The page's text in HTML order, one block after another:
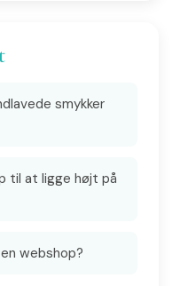
smykker
til at ligge højt på
webshop?